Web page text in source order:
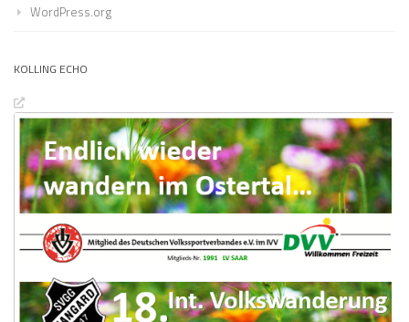
WordPress.org
KOLLING ECHO